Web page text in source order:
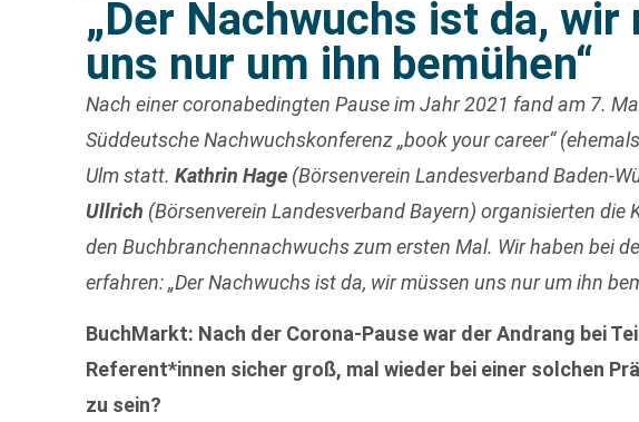
„Der Nachwuchs ist da, wir
uns nur um ihn bemühen“
Nach einer coronabedingten Pause im Jahr 2021 fand am 7.
Süddeutsche Nachwuchskonferenz „book your career“
Ulm statt.Kathrin Hage (Börsenverein Landesverband Baden-
Ullrich (Börsenverein Landesverband Bayern) organisierten die
den Buchbranchennachwuchs zum ersten Mal. Wir haben bei
erfahren: „Der Nachwuchs ist da, wir müssen uns nur um ihn
BuchMarkt: Nach der Corona-Pause war der Andrang bei
Referent*innen sicher groß, mal wieder bei einer solchen
zu sein?